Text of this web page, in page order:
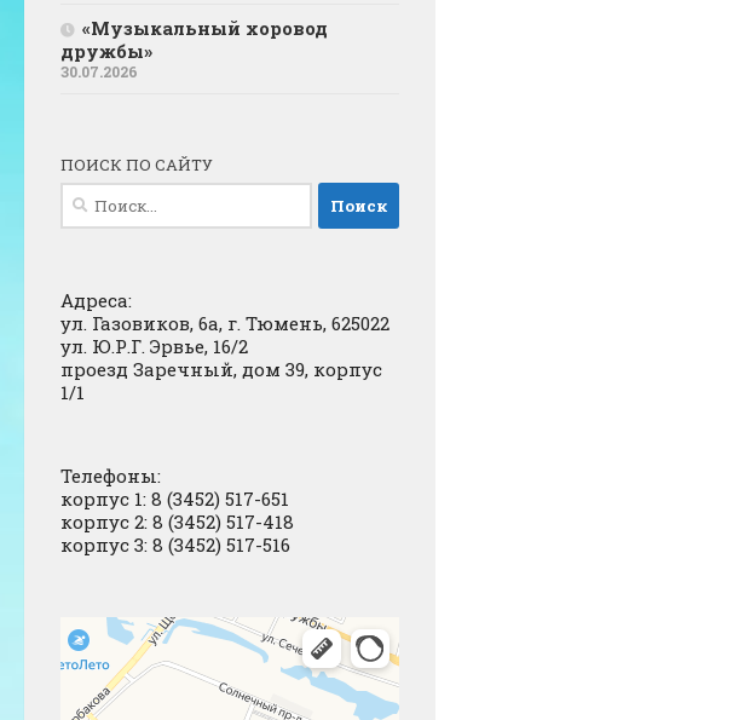
«Музыкальный хоровод
дружбы»
30.07.2026
ПОИСК ПО САЙТУ
Найти:
Адреса:
ул. Газовиков, 6а, г. Тюмень, 625022
ул. Ю.Р.Г. Эрвье, 16/2
проезд Заречный, дом 39, корпус
1/1
Телефоны:
корпус 1: 8 (3452) 517-651
корпус 2: 8 (3452) 517-418
корпус 3: 8 (3452) 517-516